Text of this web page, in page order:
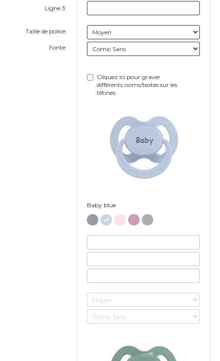
Ligne 3:
Taille de police:
Fonte:
Cliquez ici pour graver
différents noms/textes sur les
tétines
Baby
Baby blue